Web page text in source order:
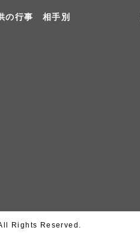
の行事 相手別
Rights Reserved.